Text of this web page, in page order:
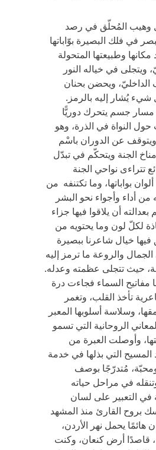
وهيب المُحلّق في رصد
في فلك البصيرة بوّاباتها
وطبيعتها المتحولة
ويتجلى في خياله النور
الداخليّ، ويحضن بحنان
يُشار إليه بالرمز.
مسار جسم يتحرك دوريًّا
حول النواة في الذرة، وهو
ويتوقف عن الدوران باسْم
الجنة ويتحكّم في تبدّل
تتراءى نواحي الجنة
بواباتها، وما تكتنفه من
من أداء وأجواء نحو البشر
بعدالته أن يلاقوا فيها جزاء
لكلّ لون وما يحتويه من
فيها خيال شاعرنا ببصيرة
والروعة ما ترمز إليه
حيث تتجلى عظمته وعدله.
مفاتيح السماء فجاءت درة
تأخذ القلب، وتغمر
وسلاسة أسلوبها المعبر
الروحانية التي تسمو
وأوصلت العبرة من
التي بذلها في خدمة
ومحبّة، مُتدرّجًا بوصف
في مراحل حياته
في التعبير على لسان
بروح القارئ منذ المشهد
هائمًا يحمل نهر الأردن،
قاصدًا أرض كنعان، وكنت